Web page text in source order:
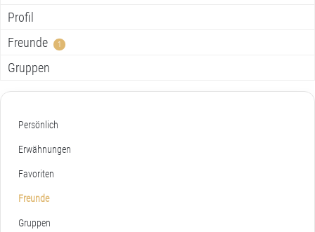
Profil
Freunde
1
Gruppen
Persönlich
Erwähnungen
Favoriten
Freunde
Gruppen